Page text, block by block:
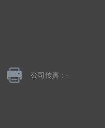
公司传真：-